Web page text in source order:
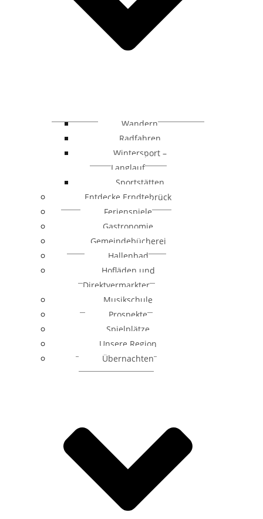
Wandern
Radfahren
Wintersport –
Langlauf
Sportstätten
Entdecke Erndtebrück
Ferienspiele
Gastronomie
Gemeindebücherei
Hallenbad
Hofläden und
Direktvermarkter
Musikschule
Prospekte
Spielplätze
Unsere Region
Übernachten